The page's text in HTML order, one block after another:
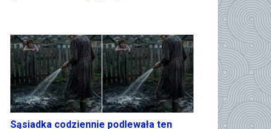
Sąsiadka codziennie podlewała ten